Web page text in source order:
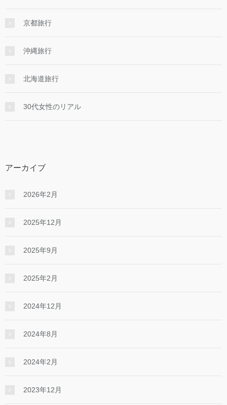
京都旅行
沖縄旅行
北海道旅行
30代女性のリアル
アーカイブ
2026年2月
2025年12月
2025年9月
2025年2月
2024年12月
2024年8月
2024年2月
2023年12月